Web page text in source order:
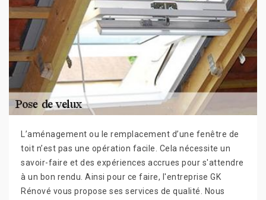
L’aménagement ou le remplacement d’une fenêtre de
toit n’est pas une opération facile. Cela nécessite un
savoir-faire et des expériences accrues pour s'attendre
à un bon rendu. Ainsi pour ce faire, l'entreprise GK
Rénové vous propose ses services de qualité. Nous